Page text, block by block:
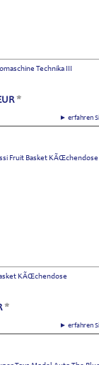
Technika III
► erfahren
*
KÃŒchendose
► erfahren
*